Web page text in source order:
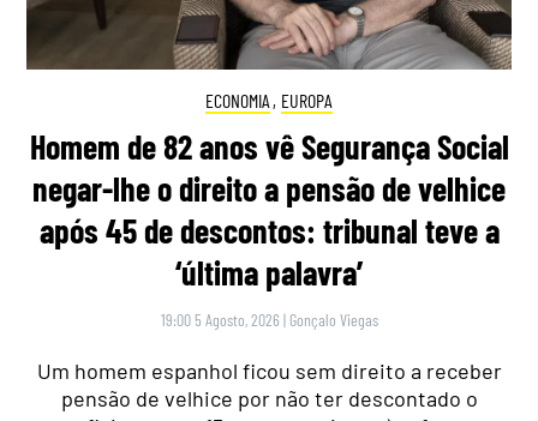
ECONOMIA , EUROPA
Homem de 82 anos vê Segurança Social
negar-lhe o direito a pensão de velhice
após 45 de descontos: tribunal teve a
‘última palavra’
19:00 5 Agosto, 2026 | Gonçalo Viegas
Um homem espanhol ficou sem direito a receber
pensão de velhice por não ter descontado o